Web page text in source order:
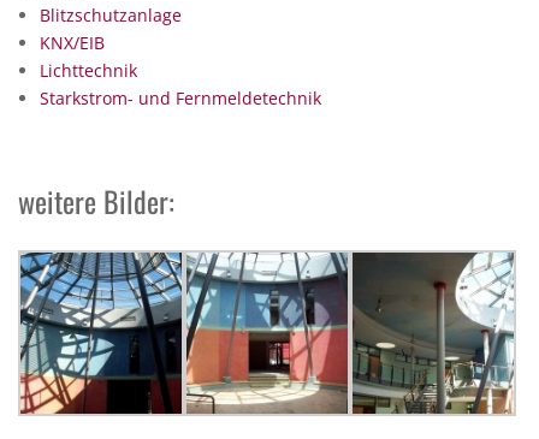
Blitzschutzanlage
KNX/EIB
Lichttechnik
Starkstrom- und Fernmeldetechnik
weitere Bilder: